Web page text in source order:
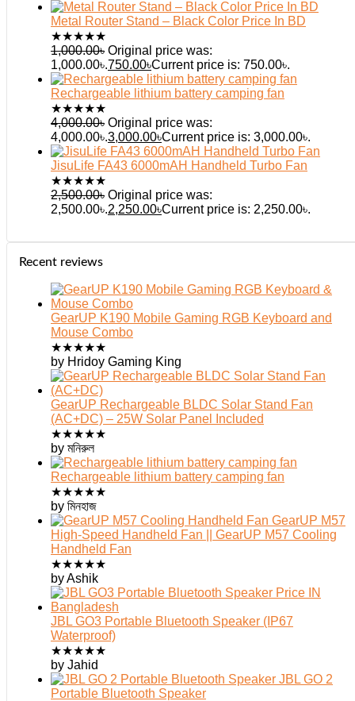
Metal Router Stand – Black Color Price In BD
★★★★★
1,000.00৳ Original price was:
1,000.00৳.750.00৳Current price is: 750.00৳.
Rechargeable lithium battery camping fan
★★★★★
4,000.00৳ Original price was:
4,000.00৳.3,000.00৳Current price is: 3,000.00৳.
JisuLife FA43 6000mAH Handheld Turbo Fan
★★★★★
2,500.00৳ Original price was:
2,500.00৳.2,250.00৳Current price is: 2,250.00৳.
Recent reviews
GearUP K190 Mobile Gaming RGB Keyboard and
Mouse Combo
★★★★★
by Hridoy Gaming King
GearUP Rechargeable BLDC Solar Stand Fan
(AC+DC) – 25W Solar Panel Included
★★★★★
by মনিরুল
Rechargeable lithium battery camping fan
★★★★★
by মিনহাজ
GearUP M57
High-Speed Handheld Fan || GearUP M57 Cooling
Handheld Fan
★★★★★
by Ashik
JBL GO3 Portable Bluetooth Speaker (IP67
Waterproof)
★★★★★
by Jahid
JBL GO 2
Portable Bluetooth Speaker